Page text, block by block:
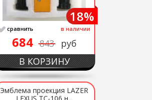
сравнить в наличии
684 843 руб
18%
В КОРЗИНУ
Эмблема проекция LAZER